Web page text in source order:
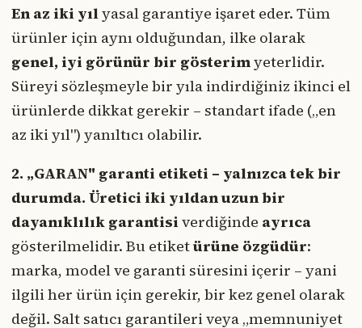
En az iki yılyasal garantiye işaret eder. Tüm
ürünler için aynı olduğundan, ilke olarak
genel, iyi görünür bir gösterimyeterlidir.
Süreyi sözleşmeyle bir yıla indirdiğiniz ikinci el
ürünlerde dikkat gerekir – standart ifade („en
az iki yıl") yanıltıcı olabilir.
2. „GARAN" garanti etiketi – yalnızca tek bir
durumda. Üretici iki yıldan uzun bir
dayanıklılık garantisiverdiğinde ayrıca
gösterilmelidir. Bu etiketürüne özgüdür:
marka, model ve garanti süresini içerir – yani
ilgili her ürün için gerekir, bir kez genel olarak
değil. Salt satıcı garantileri veya „memnuniyet